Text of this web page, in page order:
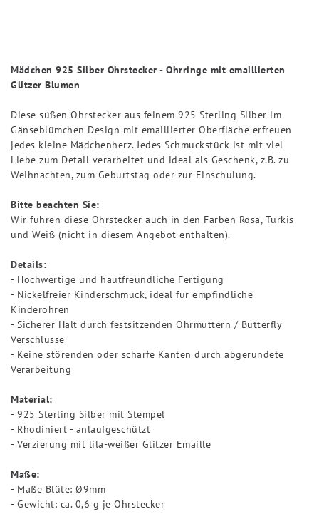
Mädchen 925 Silber Ohrstecker - Ohrringe mit emaillierten
Glitzer Blumen
Diese süßen Ohrstecker aus feinem 925 Sterling Silber im
Gänseblümchen Design mit emaillierter Oberfläche erfreuen
jedes kleine Mädchenherz. Jedes Schmuckstück ist mit viel
Liebe zum Detail verarbeitet und ideal als Geschenk, z.B. zu
Weihnachten, zum Geburtstag oder zur Einschulung.
Bitte beachten Sie:
Wir führen diese Ohrstecker auch in den Farben Rosa, Türkis
und Weiß (nicht in diesem Angebot enthalten).
Details:
- Hochwertige und hautfreundliche Fertigung
- Nickelfreier Kinderschmuck, ideal für empfindliche
Kinderohren
- Sicherer Halt durch festsitzenden Ohrmuttern / Butterfly
Verschlüsse
- Keine störenden oder scharfe Kanten durch abgerundete
Verarbeitung
Material:
- 925 Sterling Silber mit Stempel
- Rhodiniert - anlaufgeschützt
- Verzierung mit lila-weißer Glitzer Emaille
Maße:
- Maße Blüte: Ø9mm
- Gewicht: ca. 0,6 g je Ohrstecker